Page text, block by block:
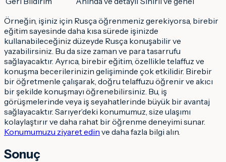
Örneğin, işiniz için Rusça öğrenmeniz gerekiyorsa, birebir
eğitim sayesinde daha kısa sürede işinizde
kullanabileceğiniz düzeyde Rusça konuşabilir ve
yazabilirsiniz. Bu da size zaman ve para tasarrufu
sağlayacaktır. Ayrıca, birebir eğitim, özellikle telaffuz ve
konuşma becerilerinizin gelişiminde çok etkilidir. Birebir
bir öğretmenle çalışarak, doğru telaffuzu öğrenir ve akıcı
bir şekilde konuşmayı öğrenebilirsiniz. Bu, iş
görüşmelerinde veya iş seyahatlerinde büyük bir avantaj
sağlayacaktır. Sarıyer’deki konumumuz, size ulaşımı
kolaylaştırır ve daha rahat bir öğrenme deneyimi sunar.
Konumumuzu ziyaret edin ve daha fazla bilgi alın.
Sonuç